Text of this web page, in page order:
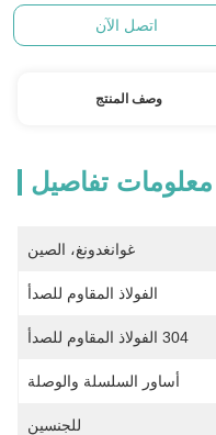
اتصل الآن
وصف المنتج
معلومات تفاصيل
غوانغدونغ، الصين
الفولاذ المقاوم للصدأ
304 الفولاذ المقاوم للصدأ
أساور السلسلة والوصلة
للجنسين